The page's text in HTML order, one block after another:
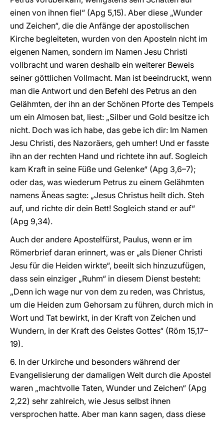
einen von ihnen fiel“ (Apg 5,15). Aber diese „Wunder
und Zeichen“, die die Anfänge der apostolischen
Kirche begleiteten, wurden von den Aposteln nicht im
eigenen Namen, sondern im Namen Jesu Christi
vollbracht und waren deshalb ein weiterer Beweis
seiner göttlichen Vollmacht. Man ist beeindruckt, wenn
man die Antwort und den Befehl des Petrus an den
Gelähmten, der ihn an der Schönen Pforte des Tempels
um ein Almosen bat, liest: „Silber und Gold besitze ich
nicht. Doch was ich habe, das gebe ich dir: Im Namen
Jesu Christi, des Nazoräers, geh umher! Und er fasste
ihn an der rechten Hand und richtete ihn auf. Sogleich
kam Kraft in seine Füße und Gelenke“ (Apg 3,6–7);
oder das, was wiederum Petrus zu einem Gelähmten
namens Äneas sagte: „Jesus Christus heilt dich. Steh
auf, und richte dir dein Bett! Sogleich stand er auf“
(Apg 9,34).
Auch der andere Apostelfürst, Paulus, wenn er im
Römerbrief daran erinnert, was er „als Diener Christi
Jesu für die Heiden wirkte“, beeilt sich hinzuzufügen,
dass sein einziger „Ruhm“ in diesem Dienst besteht:
„Denn ich wage nur von dem zu reden, was Christus,
um die Heiden zum Gehorsam zu führen, durch mich in
Wort und Tat bewirkt, in der Kraft von Zeichen und
Wundern, in der Kraft des Geistes Gottes“ (Röm 15,17–
19).
6. In der Urkirche und besonders während der
Evangelisierung der damaligen Welt durch die Apostel
waren „machtvolle Taten, Wunder und Zeichen“ (Apg
2,22) sehr zahlreich, wie Jesus selbst ihnen
versprochen hatte. Aber man kann sagen, dass diese